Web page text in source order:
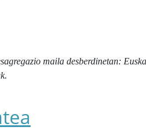
maila desberdinetan: